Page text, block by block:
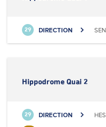
29 DIRECTION
Hippodrome Quai 2
29 DIRECTION